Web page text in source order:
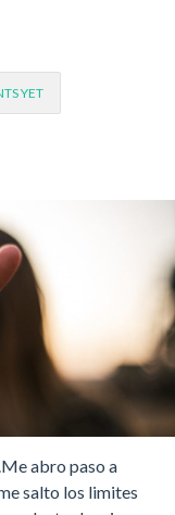
YET
abro paso a
salto los limites